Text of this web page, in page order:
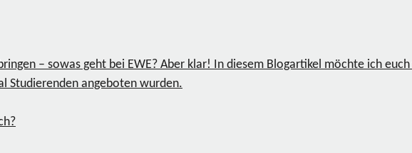
– sowas geht bei EWE? Aber klar! In diesem Blogartikel möchte ich
Studierenden angeboten wurden.